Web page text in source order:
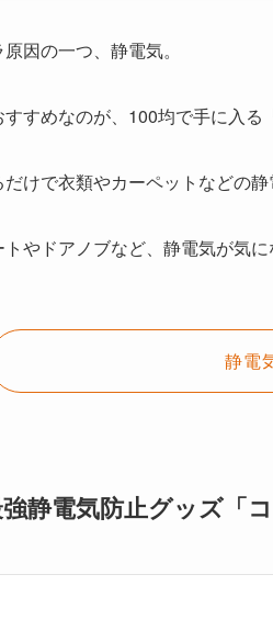
因の一つ、静電気。
すめなのが、100均で手に入る
けで衣類やカーペットなどの静
やドアノブなど、静電気が気
静電
静電気防止グッズ「